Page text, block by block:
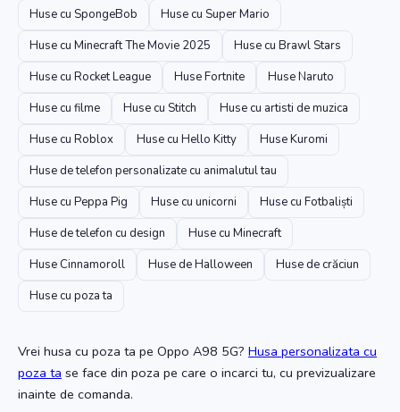
Huse cu SpongeBob
Huse cu Super Mario
Huse cu Minecraft The Movie 2025
Huse cu Brawl Stars
Huse cu Rocket League
Huse Fortnite
Huse Naruto
Huse cu filme
Huse cu Stitch
Huse cu artisti de muzica
Huse cu Roblox
Huse cu Hello Kitty
Huse Kuromi
Huse de telefon personalizate cu animalutul tau
Huse cu Peppa Pig
Huse cu unicorni
Huse cu Fotbaliști
Huse de telefon cu design
Huse cu Minecraft
Huse Cinnamoroll
Huse de Halloween
Huse de crăciun
Huse cu poza ta
Vrei husa cu poza ta pe Oppo A98 5G? Husa personalizata cu
poza ta se face din poza pe care o incarci tu, cu previzualizare
inainte de comanda.